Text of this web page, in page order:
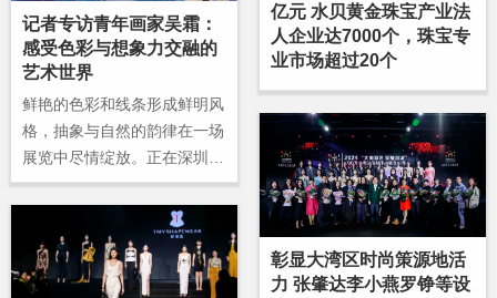
亿元 水贝黄金珠宝产业法
人企业达7000个，珠宝专
业市场超过20个
记者专访青年画家吴霜：
感受色彩与想象力交融的
艺术世界
鲜艳的色彩和线条形成鲜明风
格，抽象与自然的韵律在一场
展览中尽情绽放。正在深圳市
关山月美术馆展出的“陌上花
开——吴霜绘画作品展”自12
月19日开展以来备受好评。
彰显大湾区时尚策源地活
力 张肇达李小燕罗铮等设